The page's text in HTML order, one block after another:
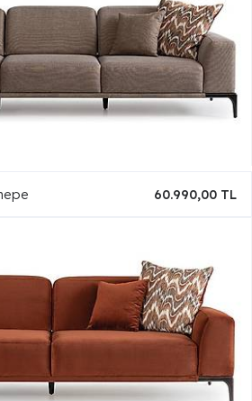
60.990,00 TL